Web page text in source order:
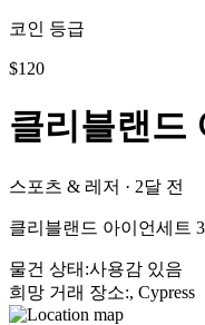
코인 등급
$120
클리블랜드
스포츠 & 레저 · 2달 전
클리블랜드 아이언세트
물건 상태 :사용감 있음
희망 거래 장소:, Cypress